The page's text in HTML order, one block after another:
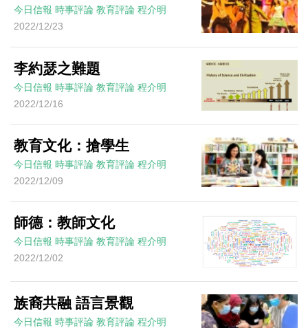
今日信報 時事評論 教育評論 程介明
2022/12/23
李約瑟之難題
今日信報 時事評論 教育評論 程介明
2022/12/16
教育文化：搶學生
今日信報 時事評論 教育評論 程介明
2022/12/09
師德：教師文化
今日信報 時事評論 教育評論 程介明
2022/12/02
族裔共融 語言景觀
今日信報 時事評論 教育評論 程介明